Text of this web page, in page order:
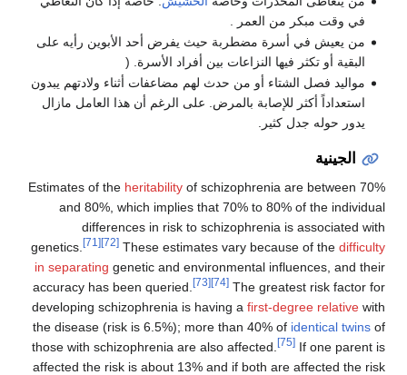
من العمر .
أسرة مضطربة حيث يفرض أحد الأبوين رأيه على
فيها النزاعات بين أفراد الأسرة. (
الشتاء أو من حدث لهم مضاعفات أثناء ولادتهم يبدون
للإصابة بالمرض. على الرغم أن هذا العامل مازال
كثير.
Estimates of theheritability of schizophrenia are
and 80%, which implies that 70% to 80%
differences in risk to schizophrenia is
genetics.
These estimates vary because
in separatinggenetic and environmental
accuracy has been queried.
[74]The
developing schizophrenia is having afirst-
the disease (risk is 6.5%); more than 40% of
those with schizophrenia are also affected.
affected the risk is about 13% and if both are